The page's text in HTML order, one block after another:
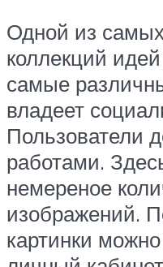
Одной из
коллекций
самые
владеет
Пользователи
работами.
немереное
изображений.
картинки